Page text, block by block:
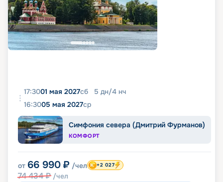
17:3001 мая 2027сб 5 дн/4 нч
16:3005 мая 2027ср
Симфония севера (Дмитрий Фурманов)
КОМФОРТ
от 66 990 ₽ /чел
74 434₽ /чел
+2 027